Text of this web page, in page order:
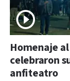
Homenaje
celebraron
anfiteatro